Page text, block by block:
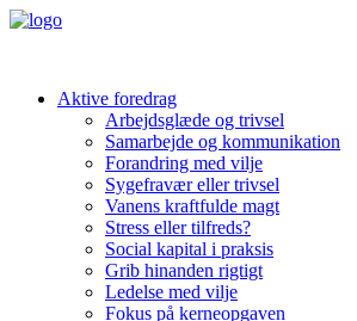
Aktive foredrag
Arbejdsglæde og trivsel
Samarbejde og kommunikation
Forandring med vilje
Sygefravær eller trivsel
Vanens kraftfulde magt
Stress eller tilfreds?
Social kapital i praksis
Grib hinanden rigtigt
Ledelse med vilje
Fokus på kerneopgaven